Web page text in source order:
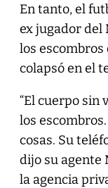
En tanto, el
ex jugador del
los escombros
colapsó en el
“El cuerpo sin
los
cosas. Su
dijo su agente
la agencia